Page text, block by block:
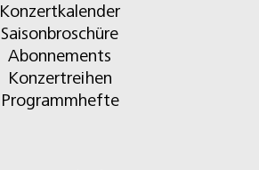
Konzertkalender
Saisonbroschüre
Abonnements
Konzertreihen
Programmhefte